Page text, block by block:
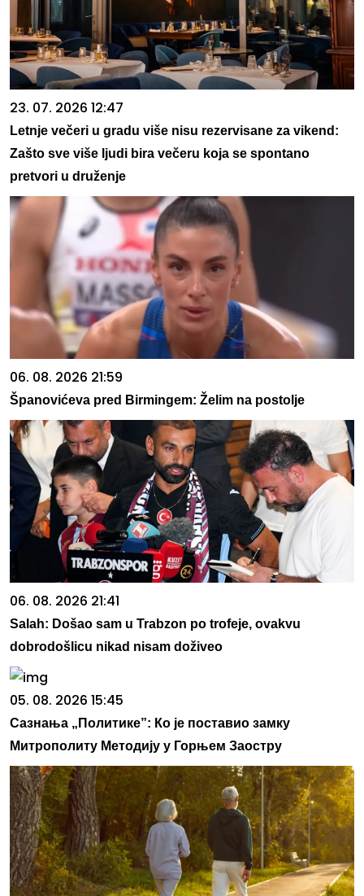
23. 07. 2026 12:47
Letnje večeri u gradu više nisu rezervisane za vikend:
Zašto sve više ljudi bira večeru koja se spontano
pretvori u druženje
06. 08. 2026 21:59
Španovićeva pred Birmingem: Želim na postolje
06. 08. 2026 21:41
Salah: Došao sam u Trabzon po trofeje, ovakvu
dobrodošlicu nikad nisam doživeo
05. 08. 2026 15:45
Сазнања „Политике”: Ко је поставио замку
Митрополиту Методију у Горњем Заостру